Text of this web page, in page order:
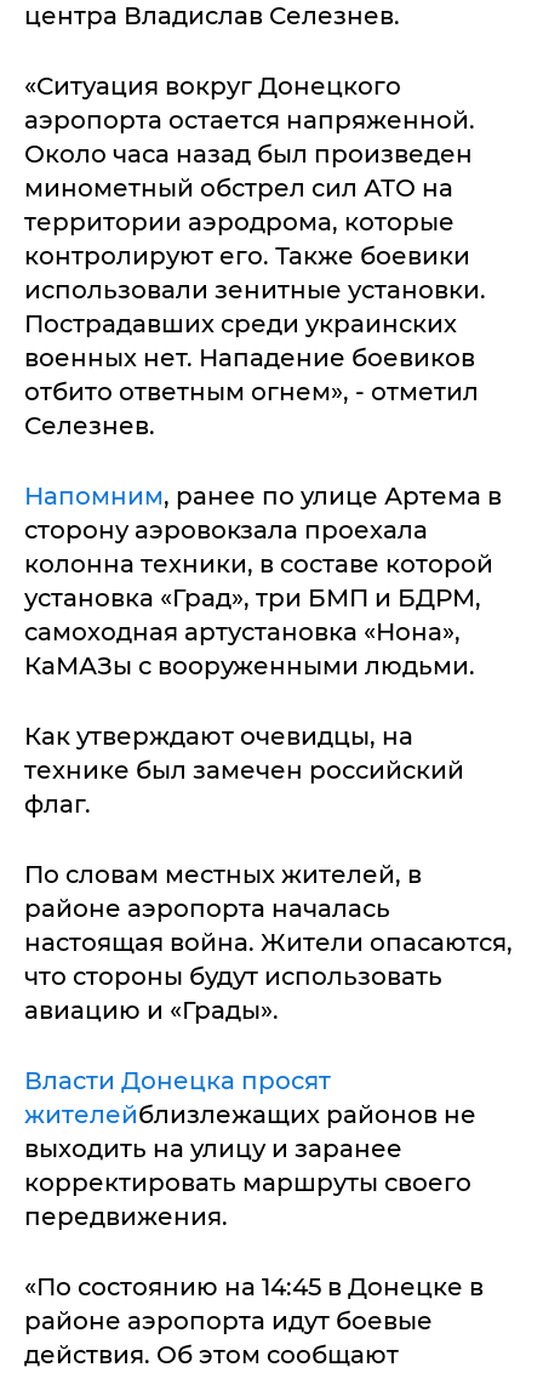
центра Владислав Селезнев.
«Ситуация вокруг Донецкого
аэропорта остается напряженной.
Около часа назад был произведен
минометный обстрел сил АТО на
территории аэродрома, которые
контролируют его. Также боевики
использовали зенитные установки.
Пострадавших среди украинских
военных нет. Нападение боевиков
отбито ответным огнем», - отметил
Селезнев.
Напомним, ранее по улице Артема в
сторону аэровокзала проехала
колонна техники, в составе которой
установка «Град», три БМП и БДРМ,
самоходная артустановка «Нона»,
КаМАЗы с вооруженными людьми.
Как утверждают очевидцы, на
технике был замечен российский
флаг.
По словам местных жителей, в
районе аэропорта началась
настоящая война. Жители опасаются,
что стороны будут использовать
авиацию и «Грады».
Власти Донецка просят
жителейблизлежащих районов не
выходить на улицу и заранее
корректировать маршруты своего
передвижения.
«По состоянию на 14:45 в Донецке в
районе аэропорта идут боевые
действия. Об этом сообщают